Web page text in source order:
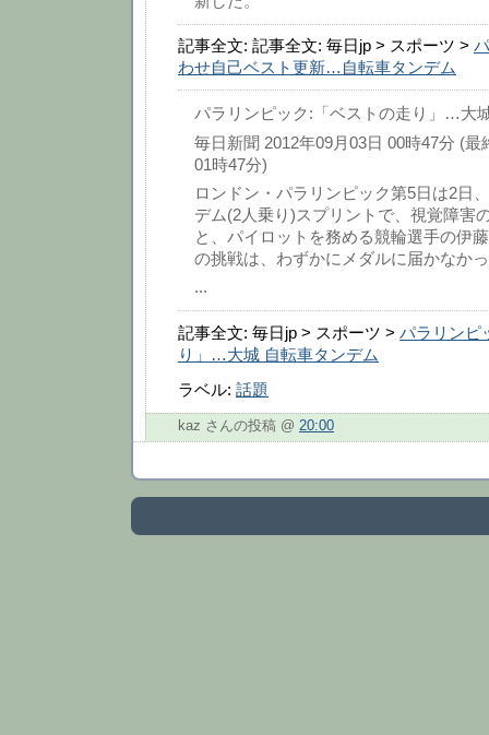
記事全文: 記事全文: 毎日jp > スポーツ >
わせ自己ベスト更新…自転車タンデム
パラリンピック:「ベストの走り」…大
毎日新聞 2012年09月03日 00時47分 (最
01時47分)
ロンドン・パラリンピック第5日は2日
デム(2人乗り)スプリントで、視覚障害
と、パイロットを務める競輪選手の伊
の挑戦は、わずかにメダルに届かなか
...
記事全文: 毎日jp > スポーツ > パラリンピ
り」…大城 自転車タンデム
ラベル: 話題
kaz さんの投稿 @ 20:00